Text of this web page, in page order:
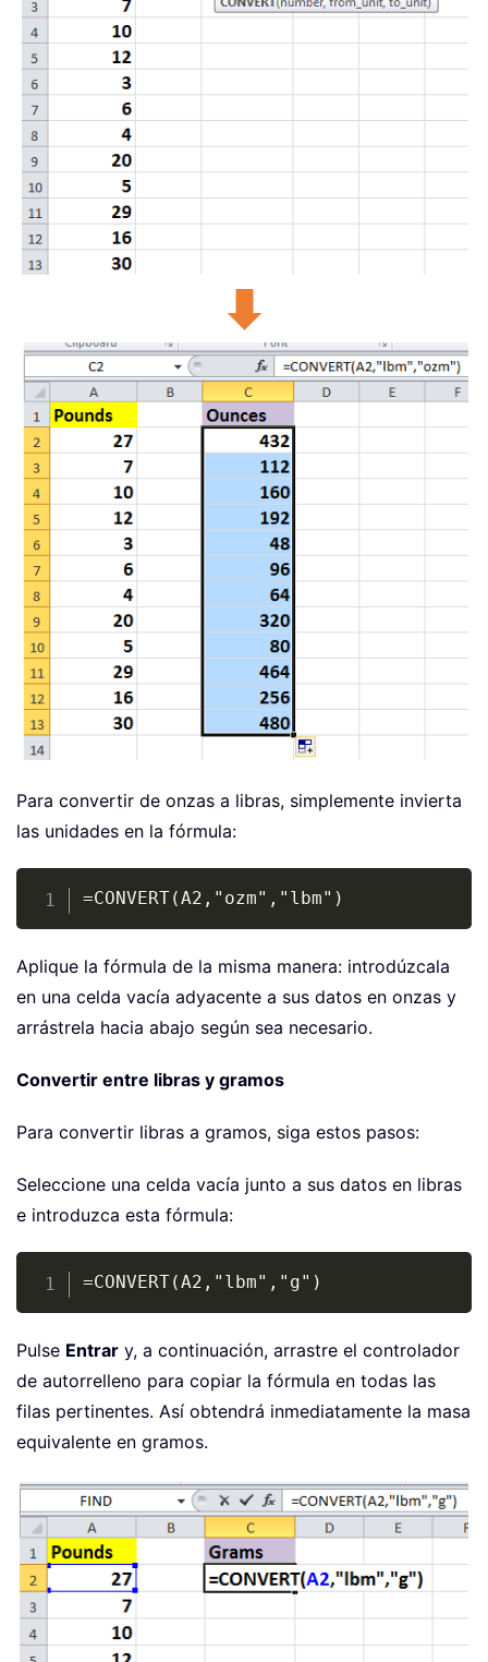
Para convertir de onzas a libras, simplemente invierta
las unidades en la fórmula:
=CONVERT(A2,"ozm","lbm")
Aplique la fórmula de la misma manera: introdúzcala
en una celda vacía adyacente a sus datos en onzas y
arrástrela hacia abajo según sea necesario.
Convertir entre libras y gramos
Para convertir libras a gramos, siga estos pasos:
Seleccione una celda vacía junto a sus datos en libras
e introduzca esta fórmula:
=CONVERT(A2,"lbm","g")
Pulse Entrar y, a continuación, arrastre el controlador
de autorrelleno para copiar la fórmula en todas las
filas pertinentes. Así obtendrá inmediatamente la masa
equivalente en gramos.